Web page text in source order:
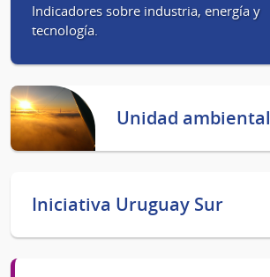
Indicadores sobre industria, energía y
tecnología.
Unidad ambiental
Iniciativa Uruguay Sur